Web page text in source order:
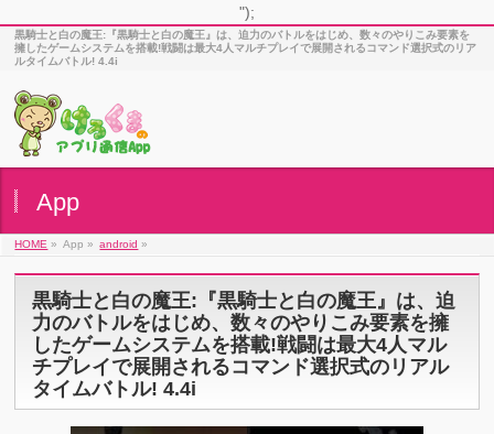
");
黒騎士と白の魔王:『黒騎士と白の魔王』は、迫力のバトルをはじめ、数々のやりこみ要素を
擁したゲームシステムを搭載!戦闘は最大4人マルチプレイで展開されるコマンド選択式のリア
ルタイムバトル! 4.4i
App
HOME » App » android »
黒騎士と白の魔王:『黒騎士と白の魔王』は、迫
力のバトルをはじめ、数々のやりこみ要素を擁
したゲームシステムを搭載!戦闘は最大4人マル
チプレイで展開されるコマンド選択式のリアル
タイムバトル! 4.4i